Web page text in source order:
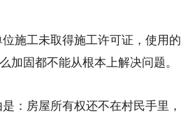
施工未取得施工许可证，使用的
加固都不能从根本上解决问题。
房屋所有权还不在村民手里，